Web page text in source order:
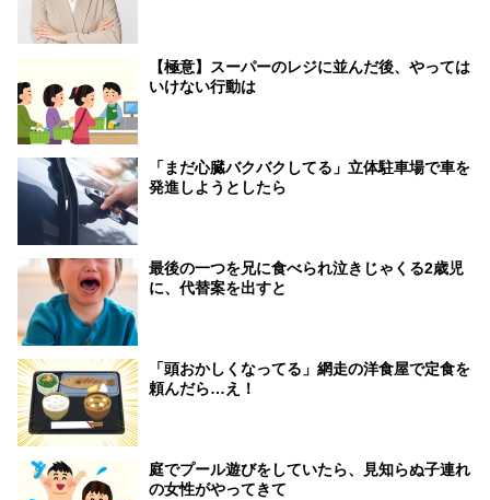
【極意】スーパーのレジに並んだ後、やっては
いけない行動は
「まだ心臓バクバクしてる」立体駐車場で車を
発進しようとしたら
最後の一つを兄に食べられ泣きじゃくる2歳児
に、代替案を出すと
「頭おかしくなってる」網走の洋食屋で定食を
頼んだら…え！
庭でプール遊びをしていたら、見知らぬ子連れ
の女性がやってきて